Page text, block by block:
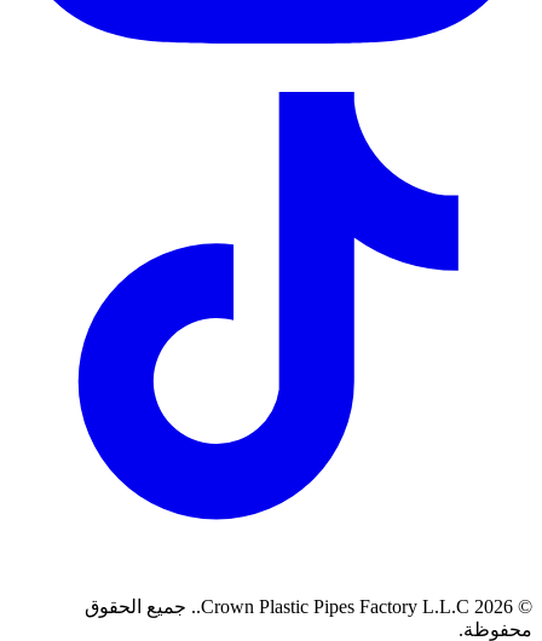
©
2026
Crown Plastic Pipes Factory L.L.C.
. جميع الحقوق
محفوظة.